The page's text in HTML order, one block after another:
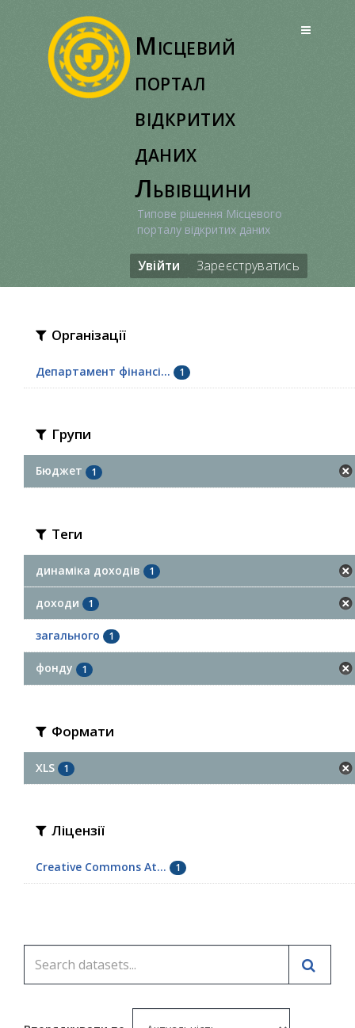
Місцевий
портал
відкритих
даних
Львівщини
Типове рішення Місцевого
порталу відкритих даних
Увійти Зареєструватись
Організації
Департамент фінансі... 1
Групи
Бюджет 1
Теги
динаміка доходів 1
доходи 1
загального 1
фонду 1
Формати
XLS 1
Ліцензії
Creative Commons At... 1